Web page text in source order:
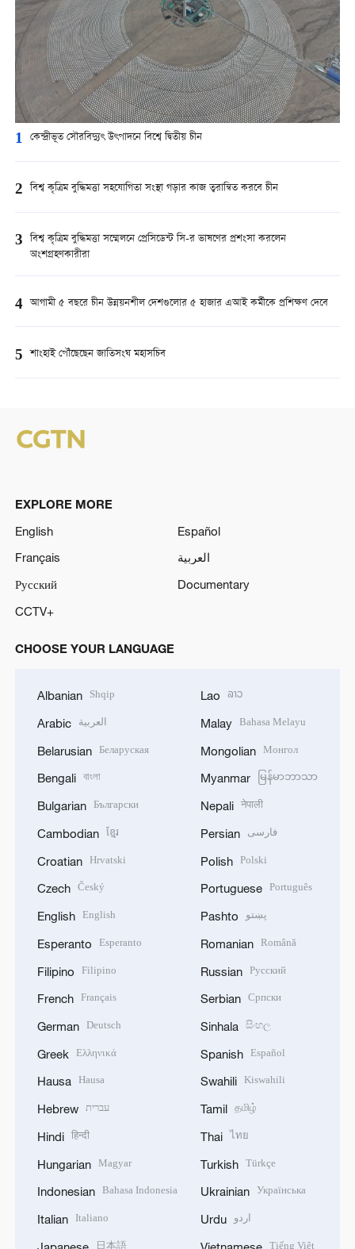
1 কেন্দ্রীভূত সৌরবিদ্যুৎ উৎপাদনে বিশ্বে দ্বিতীয় চীন
2 বিশ্ব কৃত্রিম বুদ্ধিমত্তা সহযোগিতা সংস্থা গড়ার কাজ ত্বরান্বিত করবে চীন
3 বিশ্ব কৃত্রিম বুদ্ধিমত্তা সম্মেলনে প্রেসিডেন্ট সি-র ভাষণের প্রশংসা করলেন
অংশগ্রহণকারীরা
4 আগামী ৫ বছরে চীন উন্নয়নশীল দেশগুলোর ৫ হাজার এআই কর্মীকে প্রশিক্ষণ দেবে
5 শাংহাই পৌঁছেছেন জাতিসংঘ মহাসচিব
EXPLORE MORE
English
Español
Français
العربية
Русский
Documentary
CCTV+
CHOOSE YOUR LANGUAGE
Albanian Shqip
Arabic العربية
Belarusian Беларуская
Bengali বাংলা
Bulgarian Български
Cambodian ខ្មែរ
Croatian Hrvatski
Czech Český
English English
Esperanto Esperanto
Filipino Filipino
French Français
German Deutsch
Greek Ελληνικά
Hausa Hausa
Hebrew עברית
Hindi हिन्दी
Hungarian Magyar
Indonesian Bahasa Indonesia
Italian Italiano
日本語
Lao ລາວ
Malay Bahasa Melayu
Mongolian Монгол
Myanmar မြန်မာဘာသာ
Nepali नेपाली
Persian فارسی
Polish Polski
Portuguese Português
Pashto پښتو
Romanian Română
Russian Русский
Serbian Српски
Sinhala සිංහල
Spanish Español
Swahili Kiswahili
Tamil தமிழ்
Thai ไทย
Turkish Türkçe
Ukrainian Українська
Urdu اردو
Tiếng Việt